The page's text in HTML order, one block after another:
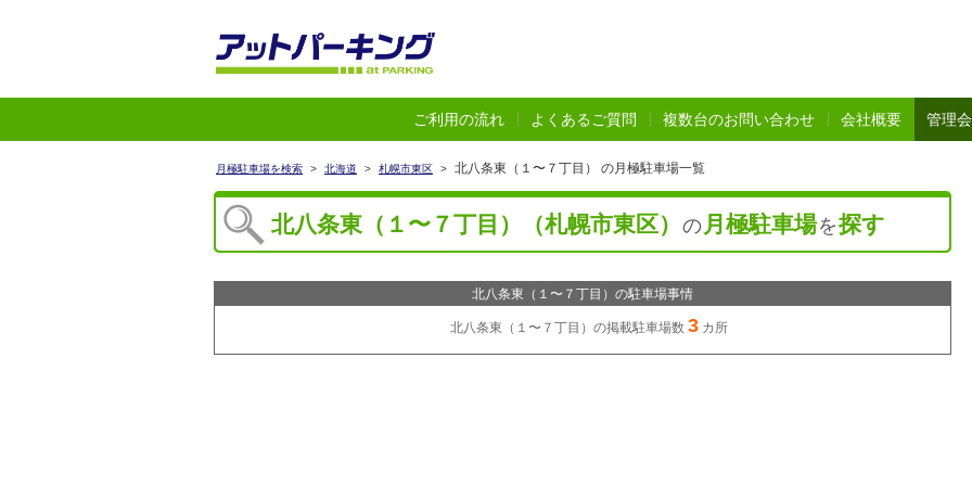
ご利用の流れ よくあるご質問 複数台のお問い合わせ 会社概要 管理
月極駐車場を検索 > 北海道 > 札幌市東区 > 北八条東（１〜７丁目） の月極駐車場一覧
北八条東（１〜７丁目）（札幌市東区） の 月極駐車場を探す
北八条東（１〜７丁目）の駐車場事情
北八条東（１〜７丁目）の掲載駐車場数 3 カ所